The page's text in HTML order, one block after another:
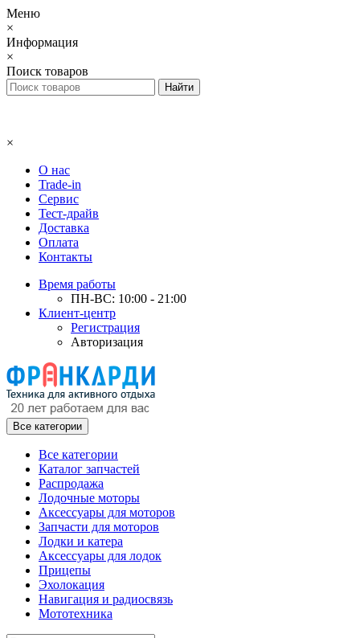
Меню
×
Информация
×
Поиск товаров
×
О нас
Trade-in
Сервис
Тест-драйв
Доставка
Оплата
Контакты
Время работы
ПН-ВС: 10:00 - 21:00
Клиент-центр
Регистрация
Авторизация
Все категории
Все категории
Каталог запчастей
Распродажа
Лодочные моторы
Аксессуары для моторов
Запчасти для моторов
Лодки и катера
Аксессуары для лодок
Прицепы
Эхолокация
Навигация и радиосвязь
Мототехника